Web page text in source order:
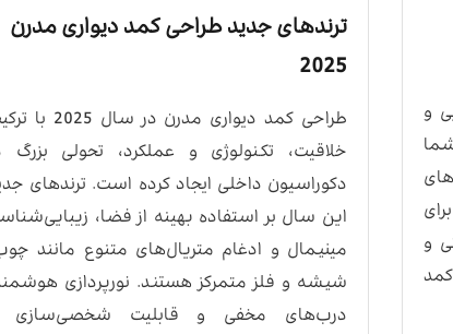
ترندهای جدید طراحی کمد دیواری مدرن
2025
طراحی کمد دیواری مدرن در سال
خلاقیت، تکنولوژی و عملکرد، تحولی بزرگ
دکوراسیون داخلی ایجاد کرده است. ترندهای
این سال بر استفاده بهینه از فضا،
مینیمال و ادغام متریال‌های متنوع مانند
شیشه و فلز متمرکز هستند. نورپردازی
درب‌های مخفی و قابلیت شخصی‌سازی
و
و